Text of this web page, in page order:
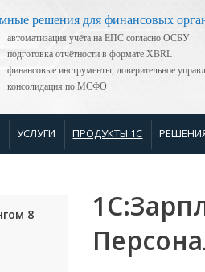
решения для финансовых
автоматизация учёта на ЕПС согласно ОСБУ
подготовка отчётности в формате XBRL
финансовые инструменты, доверительное
консолидация по МСФО
УСЛУГИ ПРОДУКТЫ 1С
8